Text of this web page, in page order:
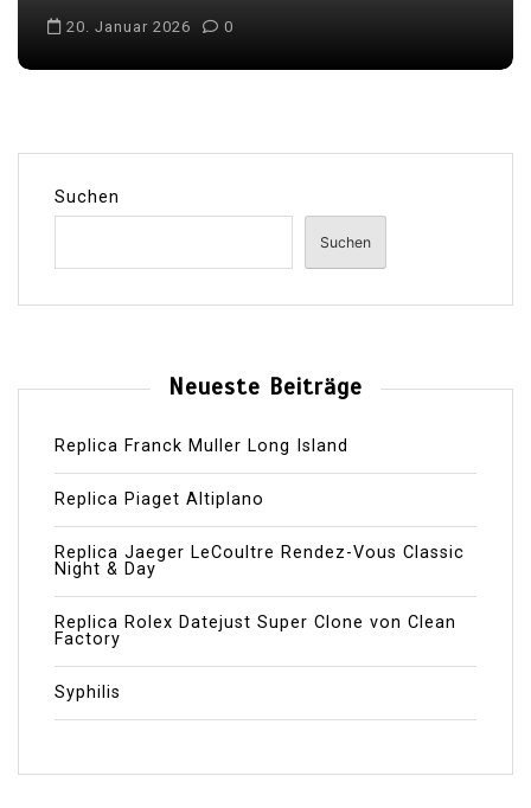
20. Januar 2026 0
Suchen
Suchen
Neueste Beiträge
Replica Franck Muller Long Island
Replica Piaget Altiplano
Replica Jaeger LeCoultre Rendez-Vous Classic
Night & Day
Replica Rolex Datejust Super Clone von Clean
Factory
Syphilis